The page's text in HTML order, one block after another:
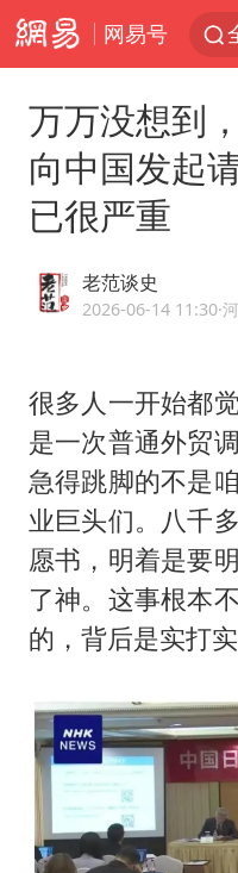
网易号
万万没想到
向中国发起
已很严重
老范谈史
2026-06-14 11:30·
很多人一开始都
是一次普通外贸
急得跳脚的不是
业巨头们。八千
愿书，明着是要
了神。这事根本
的，背后是实打